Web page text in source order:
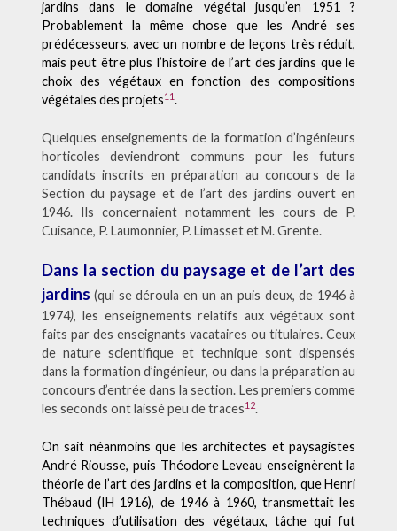
jardins dans le domaine végétal jusqu’en 1951 ?
Probablement la même chose que les André ses
prédécesseurs, avec un nombre de leçons très réduit,
mais peut être plus l’histoire de l’art des jardins que le
choix des végétaux en fonction des compositions
végétales des projets11.
Quelques enseignements de la formation d’ingénieurs
horticoles deviendront communs pour les futurs
candidats inscrits en préparation au concours de la
Section du paysage et de l’art des jardins ouvert en
1946. Ils concernaient notamment les cours de P.
Cuisance, P. Laumonnier, P. Limasset et M. Grente.
Dans la section du paysage et de l’art des
jardins (qui se déroula en un an puis deux, de 1946 à
1974), les enseignements relatifs aux végétaux sont
faits par des enseignants vacataires ou titulaires. Ceux
de nature scientifique et technique sont dispensés
dans la formation d’ingénieur, ou dans la préparation au
concours d’entrée dans la section. Les premiers comme
les seconds ont laissé peu de traces12.
On sait néanmoins que les architectes et paysagistes
André Riousse, puis Théodore Leveau enseignèrent la
théorie de l’art des jardins et la composition, que Henri
Thébaud (IH 1916), de 1946 à 1960, transmettait les
techniques d’utilisation des végétaux, tâche qui fut